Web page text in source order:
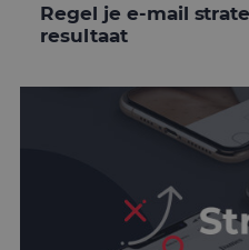
Regel je e-mail
resultaat